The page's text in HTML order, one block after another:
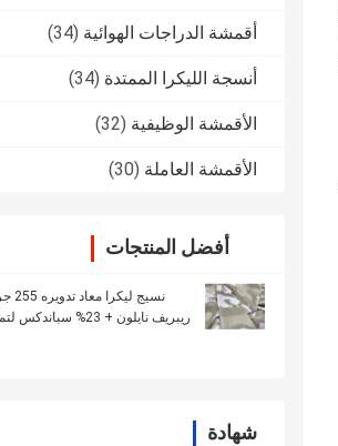
أقمشة الدراجات الهوائية (34)
أنسجة الليكرا الممتدة (34)
الأقمشة الوظيفية (32)
الأقمشة العاملة (30)
أفضل المنتجات
شهادة